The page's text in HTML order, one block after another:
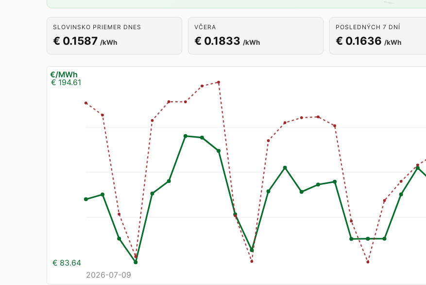
SLOVINSKO PRIEMER DNES
€ 0.1587 /kWh
VČERA
€ 0.1833 /kWh
POSLEDNÝCH 7 DNÍ
€ 0.1636 /kWh
€ 194.61
€ 83.64
€/MWh
2026-07-09